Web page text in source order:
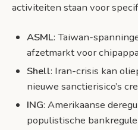
activiteiten staan voor
ASML: Taiwan-
afzetmarkt voor
Shell: Iran-crisis kan
nieuwe sanctierisico’s
ING: Amerikaanse
populistische